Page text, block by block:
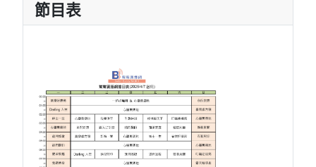
節目表